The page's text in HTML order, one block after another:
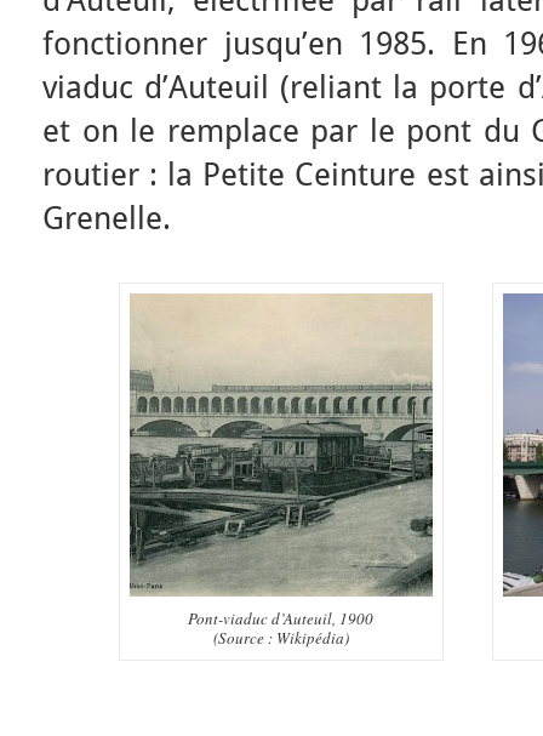
fonctionner jusqu’en 1985. En
viaduc d’Auteuil (reliant la porte
et on le remplace par le pont du
routier : la Petite Ceinture est
Grenelle.
Pont-viaduc d’Auteuil, 1900
(Source : Wikipédia)